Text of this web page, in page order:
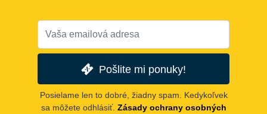
Pošlite mi ponuky!
Posielame len to dobré, žiadny spam. Kedykoľvek
sa môžete odhlásiť. Zásady ochrany osobných